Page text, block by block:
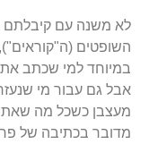
לא משנה עם
השופטים
במיוחד למי שכתב
אבל גם עבור מי
מעצבן כשכל מה
מדובר בכתיבה של